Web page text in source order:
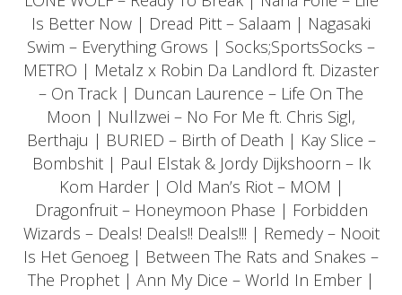
Is Better Now | Dread Pitt – Salaam | Nagasaki
Swim – Everything Grows | Socks;SportsSocks –
METRO | Metalz x Robin Da Landlord ft. Dizaster
– On Track | Duncan Laurence – Life On The
Moon | Nullzwei – No For Me ft. Chris Sigl,
Berthaju | BURIED – Birth of Death | Kay Slice –
Bombshit | Paul Elstak & Jordy Dijkshoorn – Ik
Kom Harder | Old Man’s Riot – MOM |
Dragonfruit – Honeymoon Phase | Forbidden
Wizards – Deals! Deals!! Deals!!! | Remedy – Nooit
Is Het Genoeg | Between The Rats and Snakes –
The Prophet | Ann My Dice – World In Ember |